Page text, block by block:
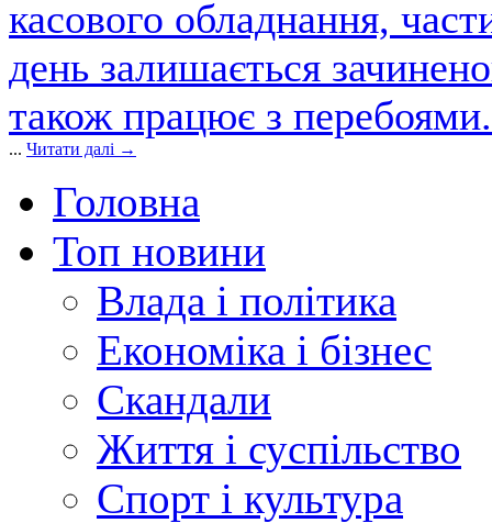
касового обладнання,
день залишається
також працює з
... Читати далі →
Головна
Топ новини
Влада і політика
Економіка і бізнес
Скандали
Життя і суспільство
Спорт і культура